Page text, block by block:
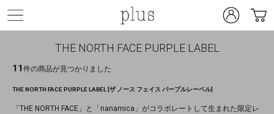
THE NORTH FACE PURPLE LABEL
11件の商品が見つかりました
THE NORTH FACE PURPLE LABEL [ザ ノース フェイス パープルレーベル]
「THE NORTH FACE」と「nanamica」がコラボレートして生まれた限定レ